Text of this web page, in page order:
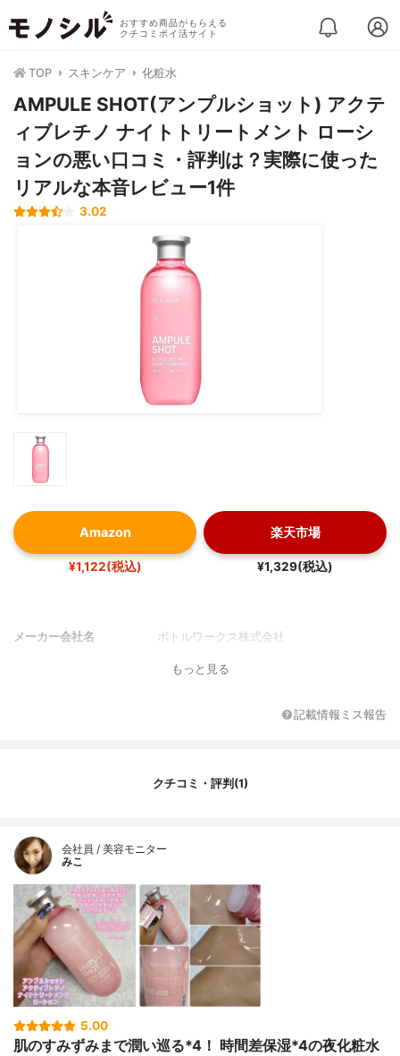
おすすめ商品がもらえる
クチコミポイ活サイト
TOP スキンケア 化粧水
AMPULE SHOT(アンプルショット) アクテ
ィブレチノ ナイトトリートメント ローシ
ョンの悪い口コミ・評判は？実際に使った
リアルな本音レビュー1件
3.02
Amazon
¥1,122(税込)
楽天市場
¥1,329(税込)
メーカー会社名 ボトルワークス株式会社
もっと見る
記載情報ミス報告
クチコミ・評判(1)
会社員 / 美容モニター
みこ
5.00
肌のすみずみまで潤い巡る*4！ 時間差保湿*4の夜化粧水